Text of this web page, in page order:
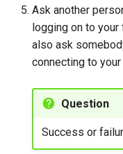
Ask another
logging on to your
also ask
connecting to
Question
Success or